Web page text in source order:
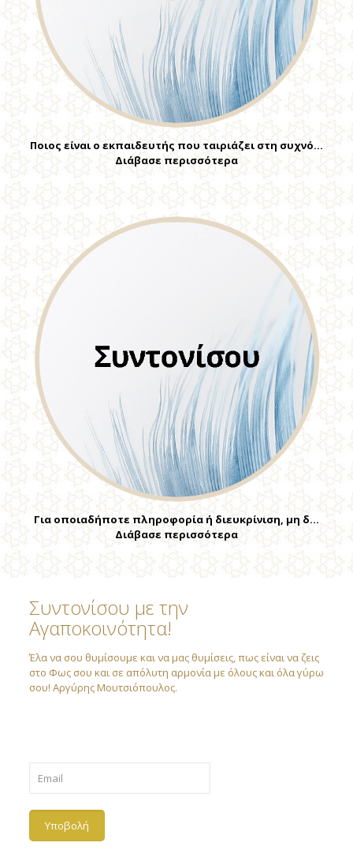
Ποιος είναι ο εκπαιδευτής που ταιριάζει στη συχνό…
Διάβασε περισσότερα
Για οποιαδήποτε πληροφορία ή διευκρίνιση, μη δ…
Διάβασε περισσότερα
Συντονίσου με την
Αγαποκοινότητα!
Έλα να σου θυμίσουμε και να μας θυμίσεις, πως είναι να ζεις
στο Φως σου και σε απόλυτη αρμονία με όλους και όλα γύρω
σου! Αργύρης Μουτσιόπουλος.